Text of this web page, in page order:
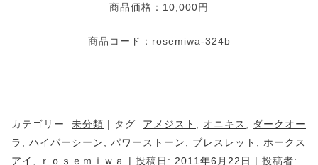
商品価格：10,000円
商品コード：rosemiwa-324b
カテゴリー: 未分類 | タグ: アメジスト オニキス
ダークオー
ラ
ハイパーシーン パワーストーン ブレスレット
ホークス
アイ
ｒｏｓｅｍｉｗａ | 投稿日: 2011年6月22日 | 投稿者: